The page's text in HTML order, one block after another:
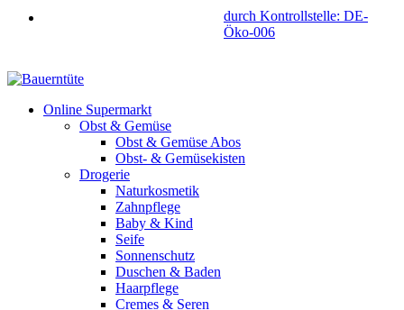
durch Kontrollstelle: DE-
Öko-006
Online Supermarkt
Obst & Gemüse
Obst & Gemüse Abos
Obst- & Gemüsekisten
Drogerie
Naturkosmetik
Zahnpflege
Baby & Kind
Seife
Sonnenschutz
Duschen & Baden
Haarpflege
Cremes & Seren